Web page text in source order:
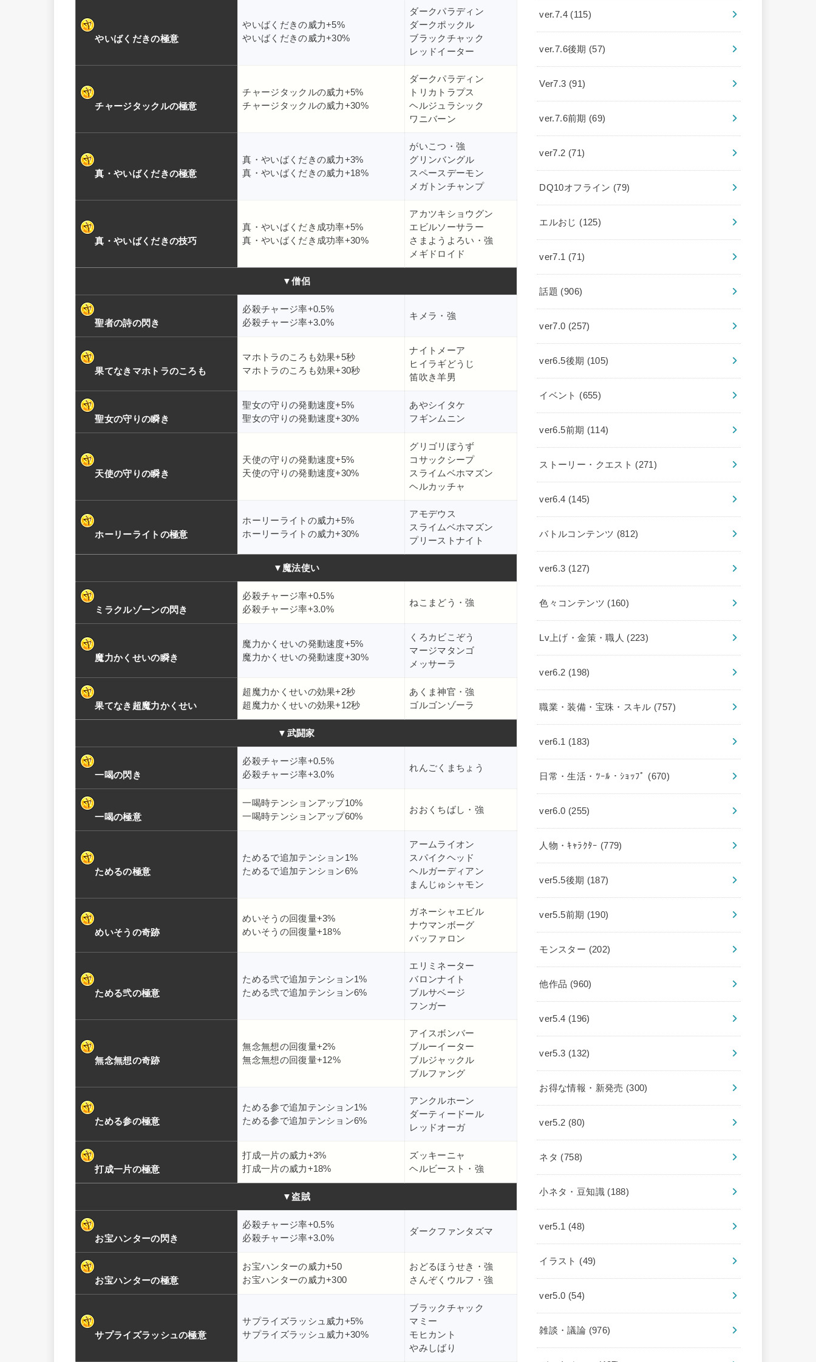
やいばくだきの極意
やいばくだきの威力+5%
やいばくだきの威力+30%
ダークパラディン
ダークポックル
ブラックチャック
レッドイーター
チャージタックルの極意
チャージタックルの威力+5%
チャージタックルの威力+30%
ダークパラディン
トリカトラプス
ヘルジュラシック
ワニバーン
真・やいばくだきの極意
真・やいばくだきの威力+3%
真・やいばくだきの威力+18%
がいこつ・強
グリンバングル
スペースデーモン
メガトンチャンプ
真・やいばくだきの技巧
真・やいばくだき成功率+5%
真・やいばくだき成功率+30%
アカツキショウグン
エビルソーサラー
さまようよろい・強
メギドロイド
▼僧侶
聖者の詩の閃き
必殺チャージ率+0.5%
必殺チャージ率+3.0%
キメラ・強
果てなきマホトラのころも
マホトラのころも効果+5秒
マホトラのころも効果+30秒
ナイトメーア
ヒイラギどうじ
笛吹き羊男
聖女の守りの瞬き
聖女の守りの発動速度+5%
聖女の守りの発動速度+30%
あやシイタケ
フギンムニン
天使の守りの瞬き
天使の守りの発動速度+5%
天使の守りの発動速度+30%
グリゴリぼうず
コサックシープ
スライムベホマズン
ヘルカッチャ
ホーリーライトの極意
ホーリーライトの威力+5%
ホーリーライトの威力+30%
アモデウス
スライムベホマズン
プリーストナイト
▼魔法使い
ミラクルゾーンの閃き
必殺チャージ率+0.5%
必殺チャージ率+3.0%
ねこまどう・強
魔力かくせいの瞬き
魔力かくせいの発動速度+5%
魔力かくせいの発動速度+30%
くろカビこぞう
マージマタンゴ
メッサーラ
果てなき超魔力かくせい
超魔力かくせいの効果+2秒
超魔力かくせいの効果+12秒
あくま神官・強
ゴルゴンゾーラ
▼武闘家
一喝の閃き
必殺チャージ率+0.5%
必殺チャージ率+3.0%
れんごくまちょう
一喝の極意
一喝時テンションアップ10%
一喝時テンションアップ60%
おおくちばし・強
ためるの極意
ためるで追加テンション1%
ためるで追加テンション6%
アームライオン
スパイクヘッド
ヘルガーディアン
まんじゅシャモン
めいそうの奇跡
めいそうの回復量+3%
めいそうの回復量+18%
ガネーシャエビル
ナウマンボーグ
バッファロン
ためる弐の極意
ためる弐で追加テンション1%
ためる弐で追加テンション6%
エリミネーター
バロンナイト
ブルサベージ
フンガー
無念無想の奇跡
無念無想の回復量+2%
無念無想の回復量+12%
アイスボンバー
ブルーイーター
ブルジャックル
ブルファング
ためる参の極意
ためる参で追加テンション1%
ためる参で追加テンション6%
アンクルホーン
ダーティードール
レッドオーガ
打成一片の極意
打成一片の威力+3%
打成一片の威力+18%
ズッキーニャ
ヘルビースト・強
▼盗賊
お宝ハンターの閃き
必殺チャージ率+0.5%
必殺チャージ率+3.0%
ダークファンタズマ
お宝ハンターの極意
お宝ハンターの威力+50
お宝ハンターの威力+300
おどるほうせき・強
さんぞくウルフ・強
サプライズラッシュの極意
サプライズラッシュ威力+5%
サプライズラッシュ威力+30%
ブラックチャック
マミー
モヒカント
やみしばり
ver.7.4 (115)
ver.7.6後期 (57)
Ver7.3 (91)
ver.7.6前期 (69)
ver7.2 (71)
DQ10オフライン (79)
エルおじ (125)
ver7.1 (71)
話題 (906)
ver7.0 (257)
ver6.5後期 (105)
イベント (655)
ver6.5前期 (114)
ストーリー・クエスト (271)
ver6.4 (145)
バトルコンテンツ (812)
ver6.3 (127)
色々コンテンツ (160)
Lv上げ・金策・職人 (223)
ver6.2 (198)
職業・装備・宝珠・スキル (757)
ver6.1 (183)
日常・生活・ﾂｰﾙ・ｼｮｯﾌﾟ (670)
ver6.0 (255)
人物・ｷｬﾗｸﾀｰ (779)
ver5.5後期 (187)
ver5.5前期 (190)
モンスター (202)
他作品 (960)
ver5.4 (196)
ver5.3 (132)
お得な情報・新発売 (300)
ver5.2 (80)
ネタ (758)
小ネタ・豆知識 (188)
ver5.1 (48)
イラスト (49)
ver5.0 (54)
雑談・議論 (976)